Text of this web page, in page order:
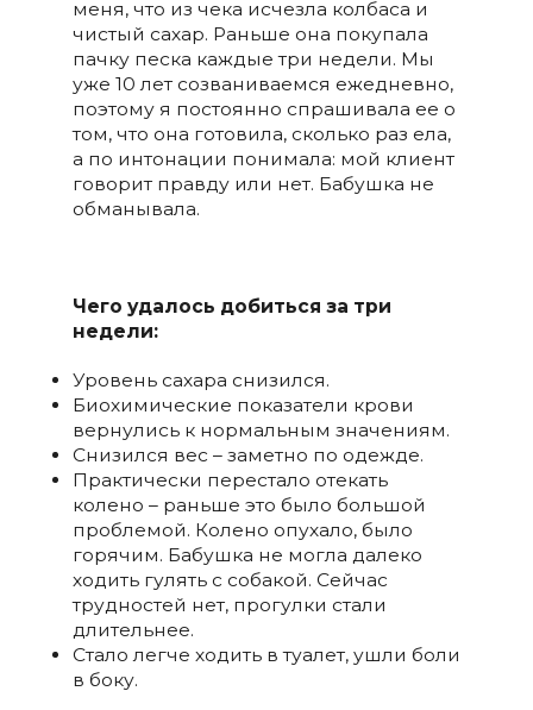
меня, что из чека исчезла колбаса и
чистый сахар. Раньше она покупала
пачку песка каждые три недели. Мы
уже 10 лет созваниваемся ежедневно,
поэтому я постоянно спрашивала ее о
том, что она готовила, сколько раз ела,
а по интонации понимала: мой клиент
говорит правду или нет. Бабушка не
обманывала.
Чего удалось добиться за три
недели:
Уровень сахара снизился.
Биохимические показатели крови
вернулись к нормальным значениям.
Снизился вес – заметно по одежде.
Практически перестало отекать
колено – раньше это было большой
проблемой. Колено опухало, было
горячим. Бабушка не могла далеко
ходить гулять с собакой. Сейчас
трудностей нет, прогулки стали
длительнее.
Стало легче ходить в туалет, ушли боли
в боку.